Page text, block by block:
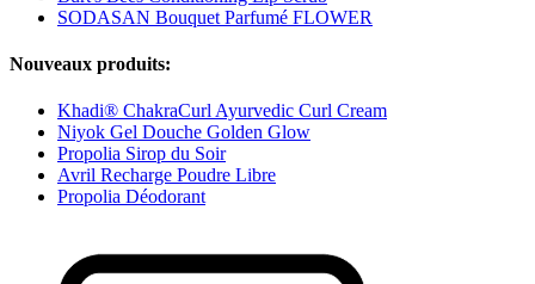
SODASAN Bouquet Parfumé FLOWER
Nouveaux produits:
Khadi® ChakraCurl Ayurvedic Curl Cream
Niyok Gel Douche Golden Glow
Propolia Sirop du Soir
Avril Recharge Poudre Libre
Propolia Déodorant